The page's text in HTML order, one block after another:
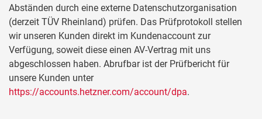
Abständen durch eine externe Datenschutzorganisation
(derzeit TÜV Rheinland) prüfen. Das Prüfprotokoll stellen
wir unseren Kunden direkt im Kundenaccount zur
Verfügung, soweit diese einen AV-Vertrag mit uns
abgeschlossen haben. Abrufbar ist der Prüfbericht für
unsere Kunden unter
https://accounts.hetzner.com/account/dpa.